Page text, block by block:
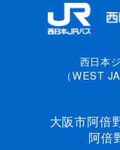
西日本
（WEST
大阪市阿倍
阿倍